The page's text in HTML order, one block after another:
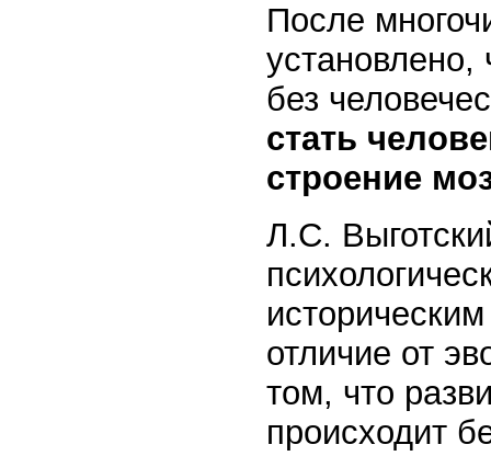
После
установлено,
без
стать
строение
Л.С.
отличие от
том, что
происходит